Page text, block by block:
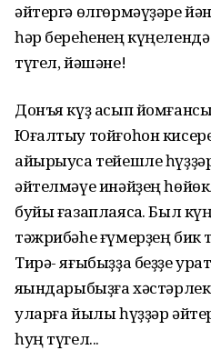
әйтергә өлгөрмәүҙәре
һәр береһенең
түгел, йәшәне!
Донъя күҙ асып
Юғалтыу тойғоһон
айырыуса тейешле
әйтелмәүе инәйҙең
буйы ғазаплаясаҡ. Был
тәжрибәһе ғүмерҙең бик
Тирә- яғыбыҙҙа беҙҙе
яҡындарыбыҙға
уларға йылы һүҙҙәр
һуң түгел...